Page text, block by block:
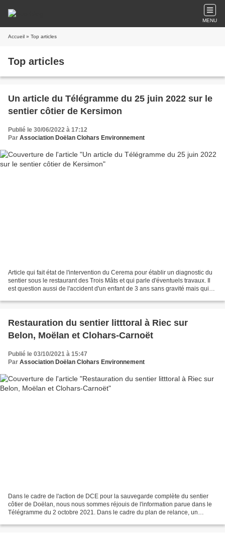
MENU
Accueil » Top articles
Top articles
Un article du Télégramme du 25 juin 2022 sur le
sentier côtier de Kersimon
Publié le 30/06/2022 à 17:12
Par Association Doëlan Clohars Environnement
Article qui fait état de l'intervention du Cerema pour établir un diagnostic du
sentier sous le restaurant des Trois Mâts et qui parle d'éventuels travaux. Il
est question aussi de l'accident d'un enfant de 3 ans sans gravité mais qui
Restauration du sentier litttoral à Riec sur
Belon, Moëlan et Clohars-Carnoët
Publié le 03/10/2021 à 15:47
Par Association Doëlan Clohars Environnement
Dans le cadre de l'action de DCE pour la sauvegarde complète du sentier
côtier de Doëlan, nous nous sommes réjouis de l'information parue dans le
Télégramme du 2 octobre 2021. Dans le cadre du plan de relance, un